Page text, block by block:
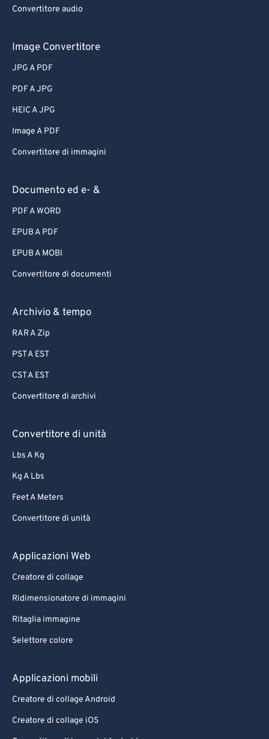
Convertitore audio
Image Convertitore
JPG A PDF
PDF A JPG
HEIC A JPG
Image A PDF
Convertitore di immagini
Documento ed e- &
PDF A WORD
EPUB A PDF
EPUB A MOBI
Convertitore di documenti
Archivio & tempo
RAR A Zip
PST A EST
CST A EST
Convertitore di archivi
Convertitore di unità
Lbs A Kg
Kg A Lbs
Feet A Meters
Convertitore di unità
Applicazioni Web
Creatore di collage
Ridimensionatore di immagini
Ritaglia immagine
Selettore colore
Applicazioni mobili
Creatore di collage Android
Creatore di collage iOS